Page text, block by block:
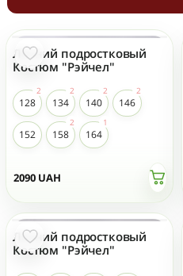
НОВЫЙ
2090 UAH
Летний подростковый
Костюм "Рэйчел"
128 134 140 146
152 158 164
НОВЫЙ
Летний подростковый
Костюм "Рэйчел"